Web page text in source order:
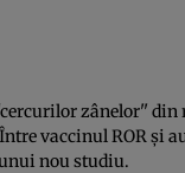
zânelor'' din
vaccinul ROR şi
nou studiu.